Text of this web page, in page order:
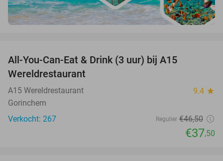
All-You-Can-Eat & Drink (3 uur) bij A15
Wereldrestaurant
A15 Wereldrestaurant 9.4 star
Gorinchem
Verkocht: 267
Regulier €46,50
€37,50